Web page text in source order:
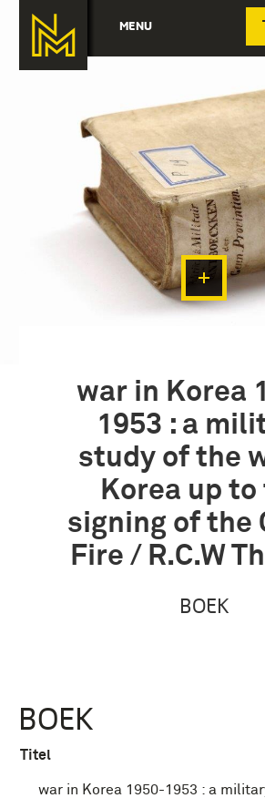
MENU
war in Korea
1953 : a
study of the
Korea up to
signing of the
Fire / R.C.W
BOEK
BOEK
Titel
war in Korea 1950-1953 : a